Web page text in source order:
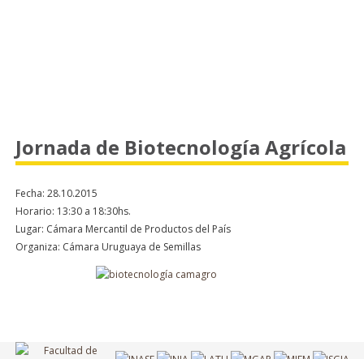
Jornada de Biotecnología Agrícola
Fecha: 28.10.2015
Horario: 13:30 a 18:30hs.
Lugar: Cámara Mercantil de Productos del País
Organiza: Cámara Uruguaya de Semillas